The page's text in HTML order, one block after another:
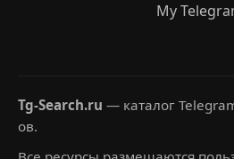
My
Tg-Search.ru — каталог
ов.